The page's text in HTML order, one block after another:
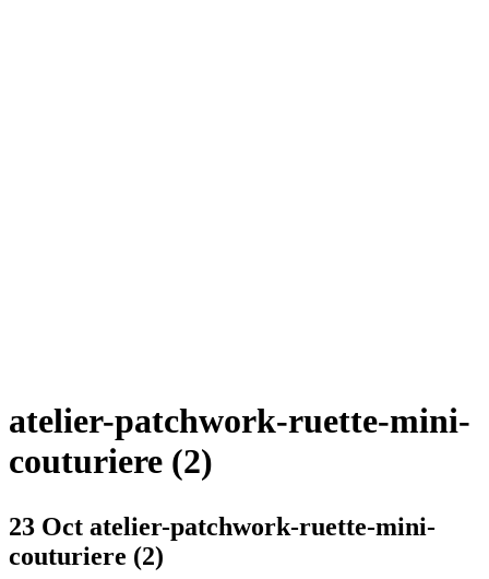
atelier-patchwork-ruette-mini-
couturiere (2)
23 Oct atelier-patchwork-ruette-mini-
couturiere (2)